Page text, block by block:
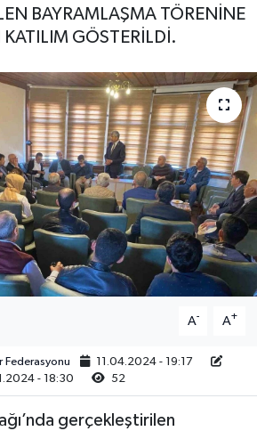
BAYRAMLAŞMA TÖRENİNE
GÖSTERİLDİ.
A- A+
Federasyonu
11.04.2024 - 19:17
- 18:30
52
gerçekleştirilen